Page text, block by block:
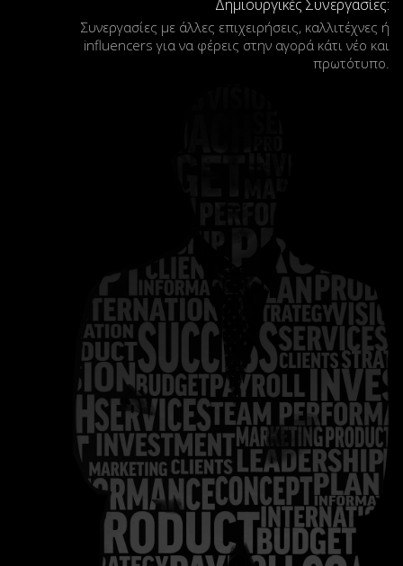
Δημιουργικές Συνεργασίες:
Συνεργασίες με άλλες επιχειρήσεις, καλλιτέχνες ή
influencers για να φέρεις στην αγορά κάτι νέο και
πρωτότυπο.